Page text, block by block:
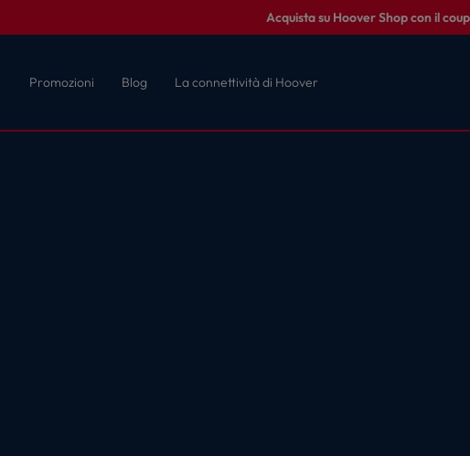
Acquista su Hoover Shop con il
Promozioni Blog La connettività di Hoover